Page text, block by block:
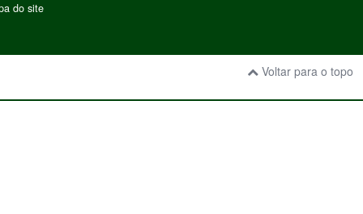
do site
Voltar para o topo